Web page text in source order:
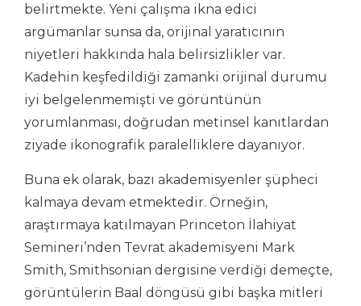
belirtmekte. Yeni çalışma ikna edici
argümanlar sunsa da, orijinal yaratıcının
niyetleri hakkında hala belirsizlikler var.
Kadehin keşfedildiği zamanki orijinal durumu
iyi belgelenmemişti ve görüntünün
yorumlanması, doğrudan metinsel kanıtlardan
ziyade ikonografik paralelliklere dayanıyor.
Buna ek olarak, bazı akademisyenler şüpheci
kalmaya devam etmektedir. Örneğin,
araştırmaya katılmayan Princeton İlahiyat
Semineri’nden Tevrat akademisyeni Mark
Smith, Smithsonian dergisine verdiği demeçte,
görüntülerin Baal döngüsü gibi başka mitleri